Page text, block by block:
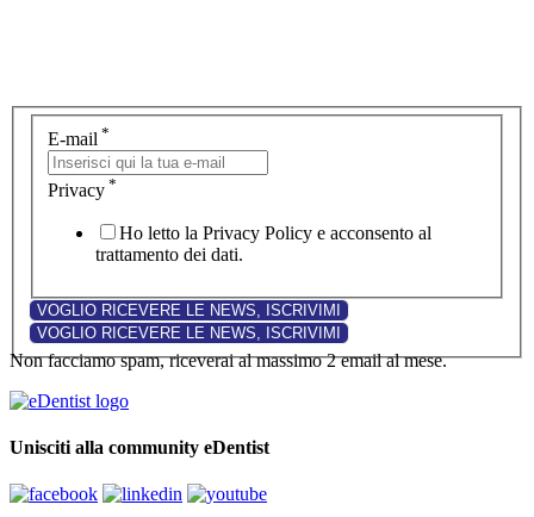
E-mail *
Privacy *
Ho letto la Privacy Policy e acconsento al
trattamento dei dati.
Non facciamo spam, riceverai al massimo 2 email al mese.
Unisciti alla community eDentist